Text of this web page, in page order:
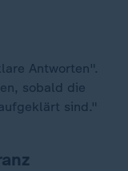
Antworten".
sobald die
sind."